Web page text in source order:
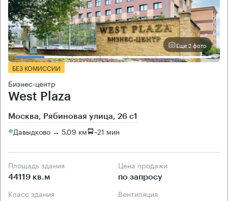
Еще 2 фото
БЕЗ КОМИССИИ
Бизнес-центр
West Plaza
Москва, Рябиновая улица, 26 с1
Давыдково → 5.09 км ~21 мин
Площадь здания
44119 кв.м
Цена продажи
по запросу
Класс здания Вентиляция